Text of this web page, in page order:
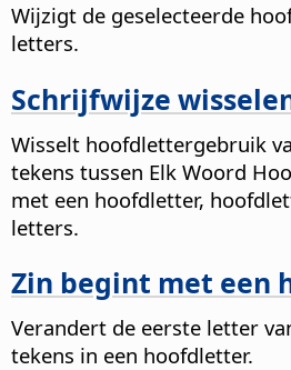
Wijzigt de geselecteerde
letters.
Schrijfwijze
Wisselt hoofdlettergebruik
tekens tussen Elk Woord
met een hoofdletter,
letters.
Zin begint met een
Verandert de eerste letter
tekens in een hoofdletter.